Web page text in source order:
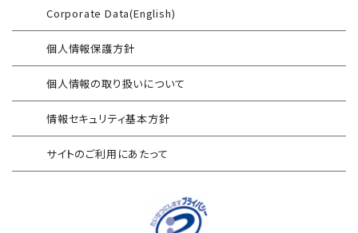
FISCガイドライン準拠対応支援サービス
地方公共団体向け 情報セキュリティ
セルフアセスメント
産業制御システム向けリスクアセスメント
EC加盟店様向け セキュリティ・チェックリスト
対応アセスメントサービス
Security-First Aidサービス
セキュアメール
AAMSマルウェア・プロテクト
セキュリティログ分析／活用支援
サイバープロテクション（CP）
Corporate Data(English)
個人情報保護方針
個人情報の取り扱いについて
情報セキュリティ基本方針
サイトのご利用にあたって